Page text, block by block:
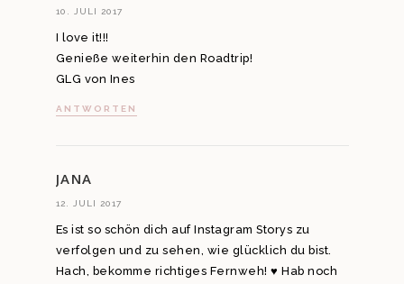
10. JULI 2017
I love it!!!
Genieße weiterhin den Roadtrip!
GLG von Ines
ANTWORTEN
JANA
12. JULI 2017
Es ist so schön dich auf Instagram Storys zu
verfolgen und zu sehen, wie glücklich du bist.
Hach, bekomme richtiges Fernweh! ♥ Hab noch